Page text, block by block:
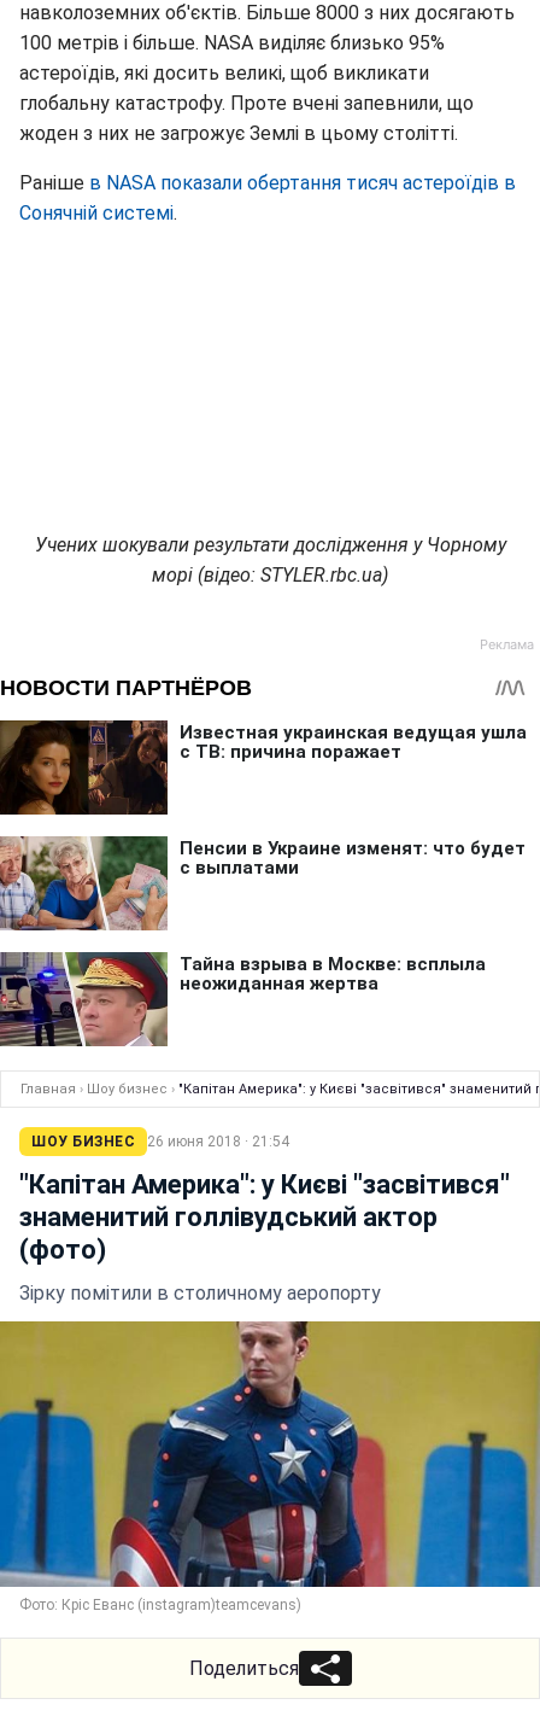
навколоземних об'єктів. Більше 8000 з них досягають
100 метрів і більше. NASA виділяє близько 95%
астероїдів, які досить великі, щоб викликати
глобальну катастрофу. Проте вчені запевнили, що
жоден з них не загрожує Землі в цьому столітті.
Раніше в NASA показали обертання тисяч астероїдів в
Сонячній системі.
Учених шокували результати дослідження у Чорному
морі (відео: STYLER.rbc.ua)
Главная › Шоу бизнес › "Капітан Америка": у Києві "засвітився" знаменитий
ШОУ БИЗНЕС 26 июня 2018 · 21:54
"Капітан Америка": у Києві "засвітився"
знаменитий голлівудський актор
(фото)
Зірку помітили в столичному аеропорту
Фото: Кріс Еванс (instagram)teamcevans)
Поделиться